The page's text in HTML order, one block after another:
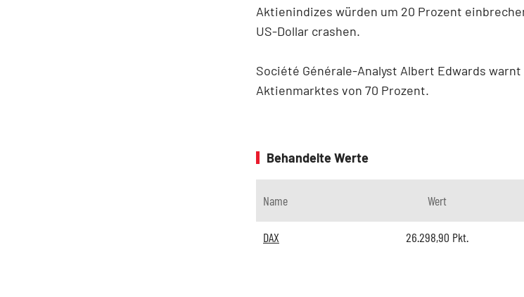
Aktienindizes würden um 20 Prozent
US-Dollar crashen.
Société Générale-Analyst Albert Edwards
Aktienmarktes von 70 Prozent.
Behandelte Werte
Name Wert
DAX 26.298,90 Pkt.